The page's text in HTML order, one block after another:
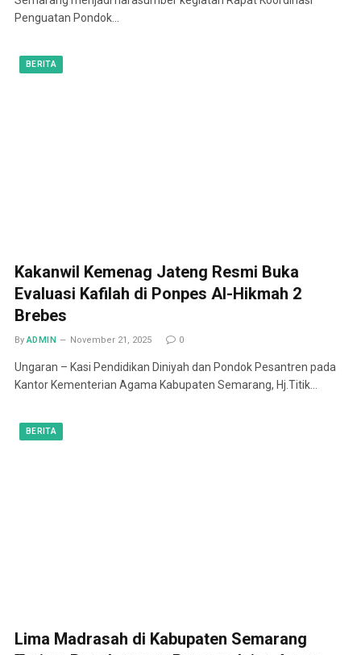
Penguatan Pondok…
BERITA
Kakanwil Kemenag Jateng Resmi Buka
Evaluasi Kafilah di Ponpes Al-Hikmah 2
Brebes
By ADMIN November 21, 2025 0
Ungaran – Kasi Pendidikan Diniyah dan Pondok Pesantren pada
Kantor Kementerian Agama Kabupaten Semarang, Hj.Titik…
BERITA
Lima Madrasah di Kabupaten Semarang